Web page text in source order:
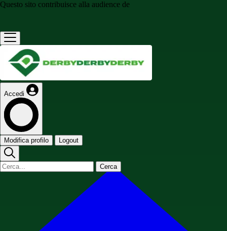
Questo sito contribuisce alla audience de
Accedi
Modifica profilo Logout
Cerca